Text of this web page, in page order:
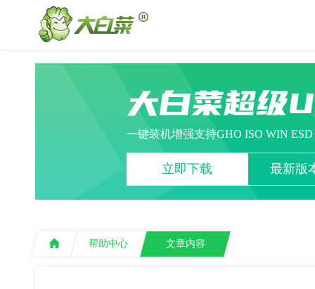
大白菜超级
一键装机增强支持GHO ISO WIN
立即下载 最新版
帮助中心 文章内容